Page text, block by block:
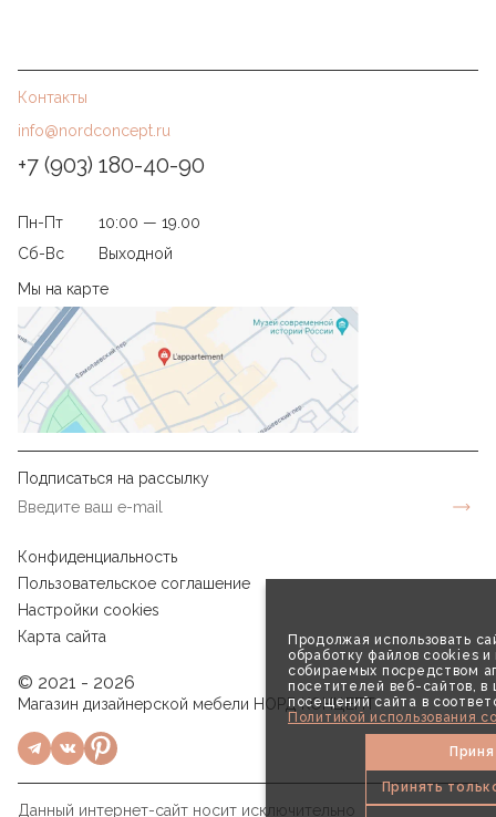
Продолжая использовать
обработку файлов cookies и
собираемых посредством
посетителей веб-сайтов, в
посещений сайта в
Политикой использования
Принять
Контакты
info@nordconcept.ru
+7 (903) 180-40-90
Пн-Пт
10:00 — 19.00
Сб-Вс
Выходной
Мы на карте
Подписаться на рассылку
Конфиденциальность
Пользовательское соглашение
Настройки cookies
Карта сайта
© 2021 - 2026
Магазин дизайнерской мебели НОРД КОНЦЕПТ
Данный интернет-сайт носит исключительно